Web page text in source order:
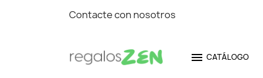
Contacte con nosotros
 CATÁLOGO